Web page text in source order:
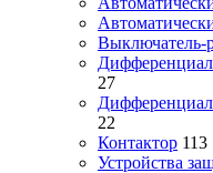
Выключатель-
27
22
Контактор 113
Устройства